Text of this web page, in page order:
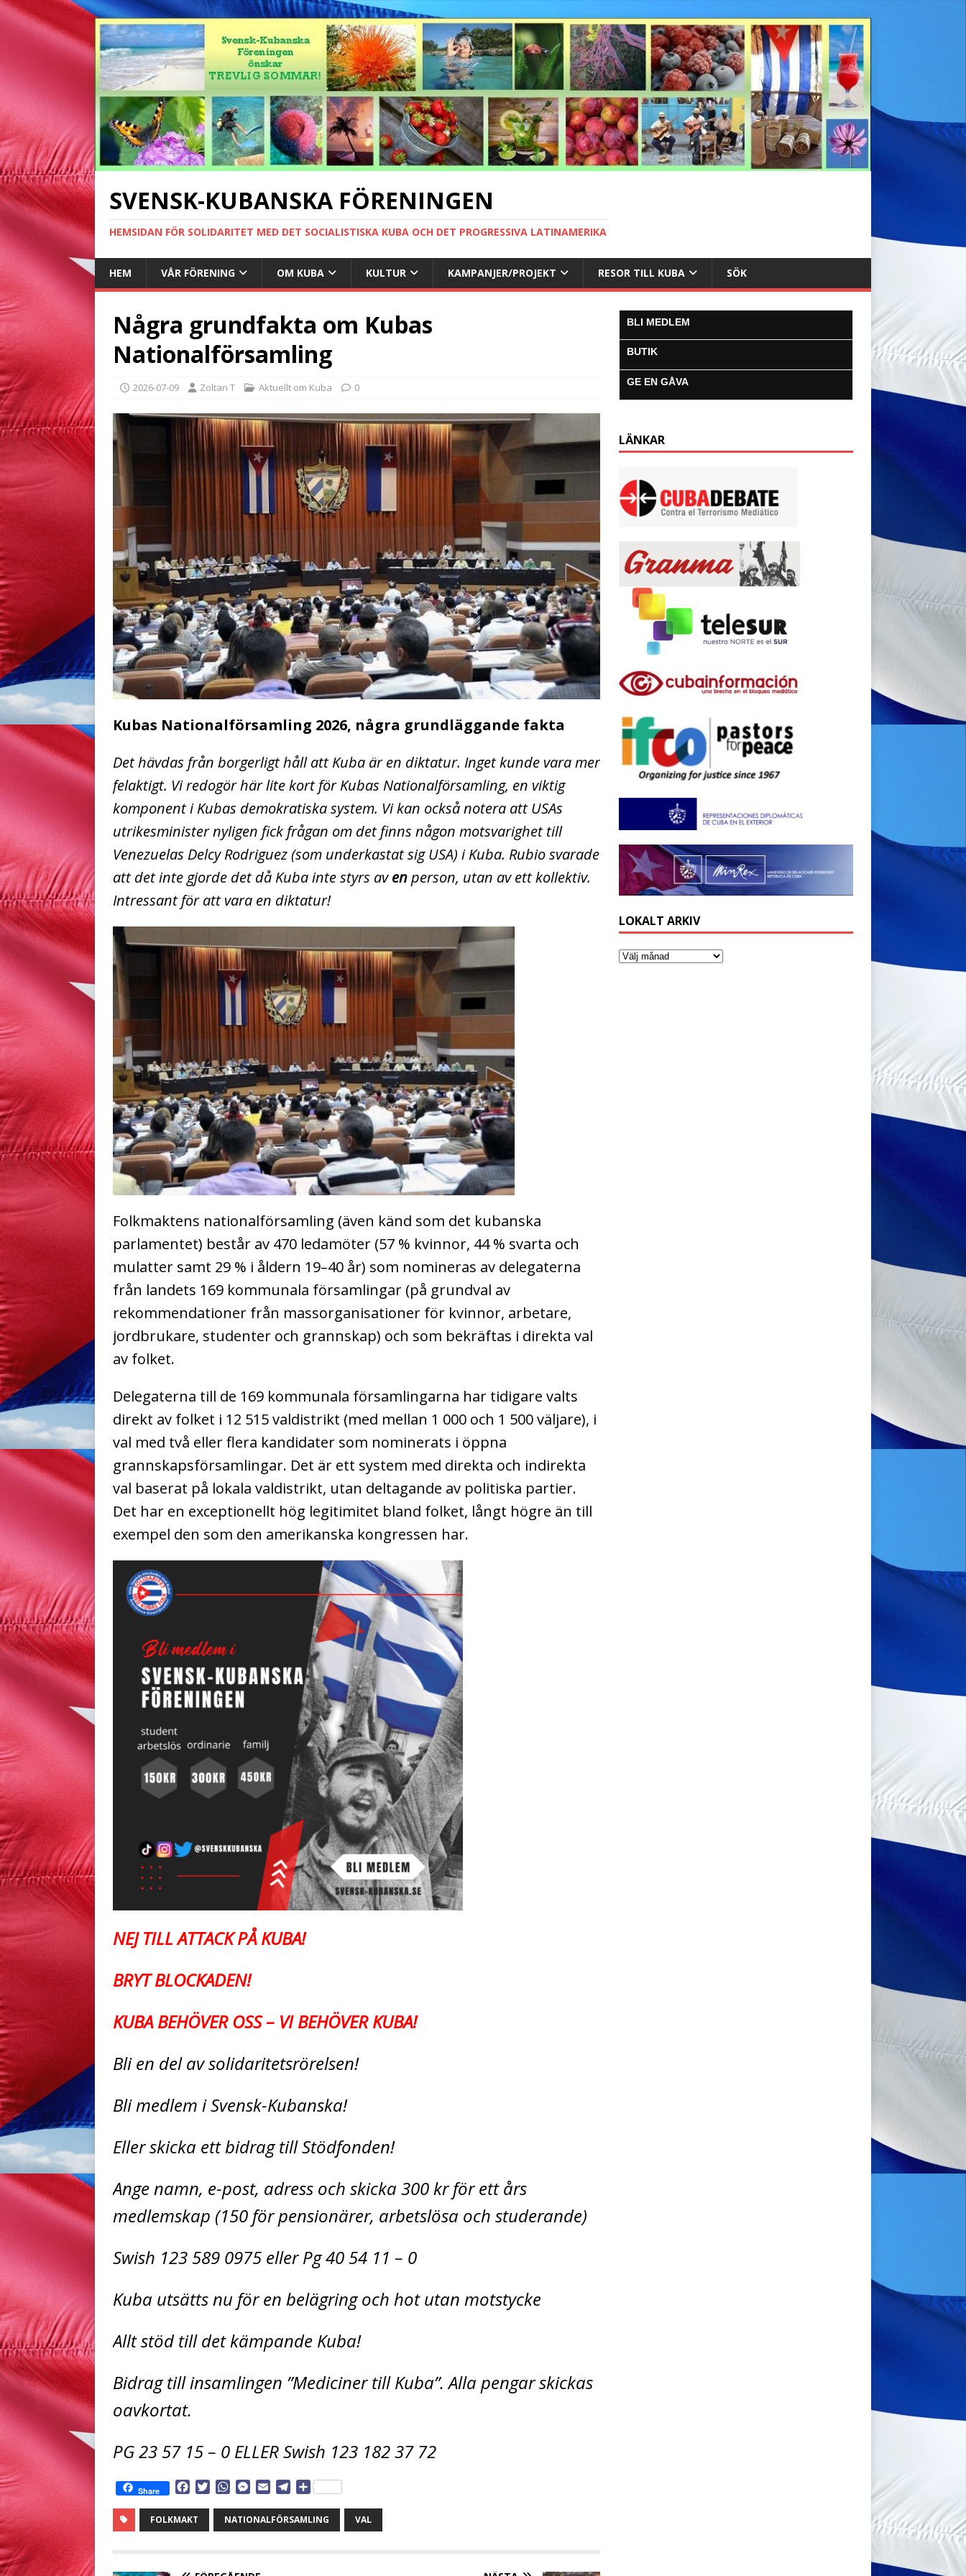
SVENSK-KUBANSKA FÖRENINGEN
HEMSIDAN FÖR SOLIDARITET MED DET SOCIALISTISKA KUBA OCH DET PROGRESSIVA LATINAMERIKA
HEM VÅR FÖRENING OM KUBA KULTUR KAMPANJER/PROJEKT RESOR TILL KUBA SÖK
Några grundfakta om Kubas
Nationalförsamling
2026-07-09 Zoltan T Aktuellt om Kuba 0
Kubas Nationalförsamling 2026, några grundläggande fakta
Det hävdas från borgerligt håll att Kuba är en diktatur. Inget kunde vara mer
felaktigt. Vi redogör här lite kort för Kubas Nationalförsamling, en viktig
komponent i Kubas demokratiska system. Vi kan också notera att USAs
utrikesminister nyligen fick frågan om det finns någon motsvarighet till
Venezuelas Delcy Rodriguez (som underkastat sig USA) i Kuba. Rubio svarade
att det inte gjorde det då Kuba inte styrs avenperson, utan av ett kollektiv.
Intressant för att vara en diktatur!
Folkmaktens nationalförsamling (även känd som det kubanska
parlamentet) består av 470 ledamöter (57 % kvinnor, 44 % svarta och
mulatter samt 29 % i åldern 19–40 år) som nomineras av delegaterna
från landets 169 kommunala församlingar (på grundval av
rekommendationer från massorganisationer för kvinnor, arbetare,
jordbrukare, studenter och grannskap) och som bekräftas i direkta val
av folket.
Delegaterna till de 169 kommunala församlingarna har tidigare valts
direkt av folket i 12 515 valdistrikt (med mellan 1 000 och 1 500 väljare), i
val med två eller flera kandidater som nominerats i öppna
grannskapsförsamlingar. Det är ett system med direkta och indirekta
val baserat på lokala valdistrikt, utan deltagande av politiska partier.
Det har en exceptionellt hög legitimitet bland folket, långt högre än till
exempel den som den amerikanska kongressen har.
NEJ TILL ATTACK PÅ KUBA!
BRYT BLOCKADEN!
KUBA BEHÖVER OSS – VI BEHÖVER KUBA!
Bli en del av solidaritetsrörelsen!
Bli medlem i Svensk-Kubanska!
Eller skicka ett bidrag till Stödfonden!
Ange namn, e-post, adress och skicka 300 kr för ett års
medlemskap (150 för pensionärer, arbetslösa och studerande)
Swish 123 589 0975 eller Pg 40 54 11 – 0
Kuba utsätts nu för en belägring och hot utan motstycke
Allt stöd till det kämpande Kuba!
Bidrag till insamlingen ”Mediciner till Kuba”. Alla pengar skickas
oavkortat.
PG 23 57 15 – 0 ELLER Swish 123 182 37 72
Share
c
e
t
W
a
t
M
s
s
a
i
l
e
D
a
FOLKMAKT NATIONALFÖRSAMLING VAL
BLI MEDLEM
BUTIK
GE EN GÅVA
LÄNKAR
LOKALT ARKIV